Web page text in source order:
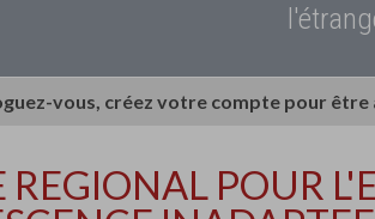
vous, créez votre compte pour
REGIONAL POUR